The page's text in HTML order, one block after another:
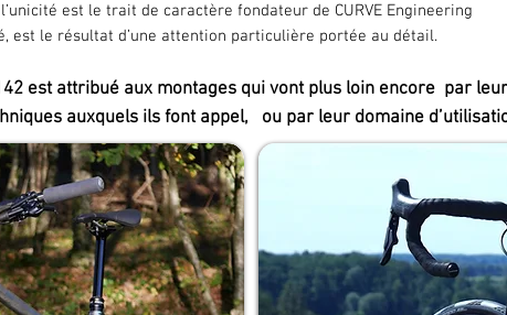
est le trait de caractère fondateur de CURVE Engineering
est le résultat d’une attention particulière portée au détail.
est attribué aux montages qui vont plus loin encore par
auxquels ils font appel, ou par leur domaine